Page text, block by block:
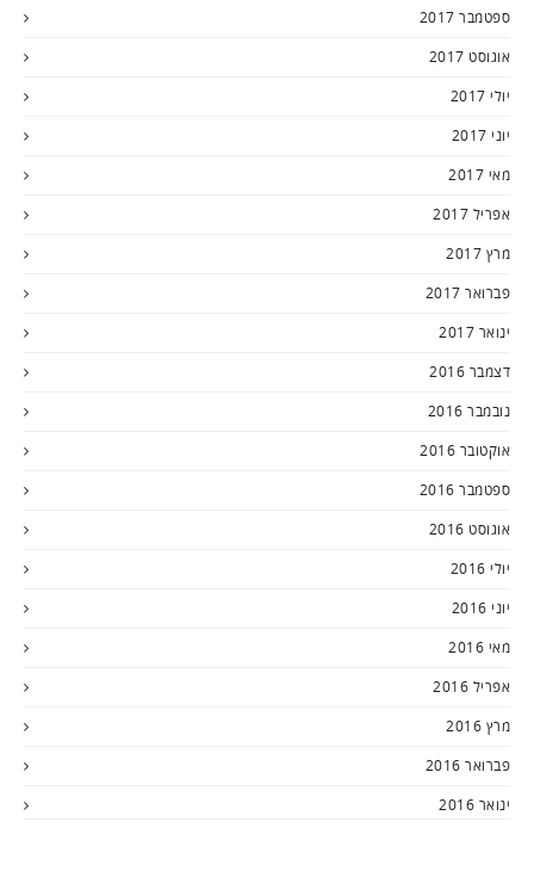
ספטמבר 2017
אוגוסט 2017
יולי 2017
יוני 2017
מאי 2017
אפריל 2017
מרץ 2017
פברואר 2017
ינואר 2017
דצמבר 2016
נובמבר 2016
אוקטובר 2016
ספטמבר 2016
אוגוסט 2016
יולי 2016
יוני 2016
מאי 2016
אפריל 2016
מרץ 2016
פברואר 2016
ינואר 2016